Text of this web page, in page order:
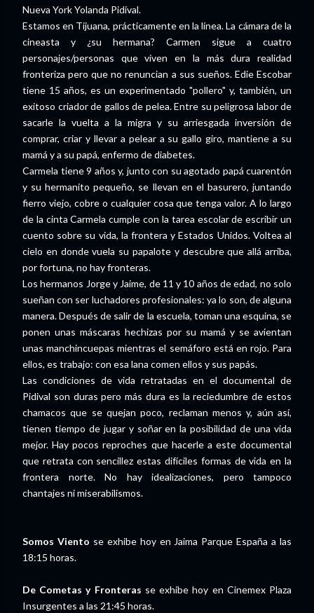
Nueva York Yolanda Pidival.
Estamos en Tijuana, prácticamente en la línea. La cámara de la
cineasta y ¿su hermana? Carmen sigue a cuatro
personajes/personas que viven en la más dura realidad
fronteriza pero que no renuncian a sus sueños. Edie Escobar
tiene 15 años, es un experimentado "pollero" y, también, un
exitoso criador de gallos de pelea. Entre su peligrosa labor de
sacarle la vuelta a la migra y su arriesgada inversión de
comprar, criar y llevar a pelear a su gallo giro, mantiene a su
mamá y a su papá, enfermo de diabetes.
Carmela tiene 9 años y, junto con su agotado papá cuarentón
y su hermanito pequeño, se llevan en el basurero, juntando
fierro viejo, cobre o cualquier cosa que tenga valor. A lo largo
de la cinta Carmela cumple con la tarea escolar de escribir un
cuento sobre su vida, la frontera y Estados Unidos. Voltea al
cielo en donde vuela su papalote y descubre que allá arriba,
por fortuna, no hay fronteras.
Los hermanos Jorge y Jaime, de 11 y 10 años de edad, no solo
sueñan con ser luchadores profesionales: ya lo son, de alguna
manera. Después de salir de la escuela, toman una esquina, se
ponen unas máscaras hechizas por su mamá y se avientan
unas manchincuepas mientras el semáforo está en rojo. Para
ellos, es trabajo: con esa lana comen ellos y sus papás.
Las condiciones de vida retratadas en el documental de
Pidival son duras pero más dura es la reciedumbre de estos
chamacos que se quejan poco, reclaman menos y, aún así,
tienen tiempo de jugar y soñar en la posibilidad de una vida
mejor. Hay pocos reproches que hacerle a este documental
que retrata con sencillez estas difíciles formas de vida en la
frontera norte. No hay idealizaciones, pero tampoco
chantajes ni miserabilismos.
Somos Viento se exhibe hoy en Jaima Parque España a las
18:15 horas.
De Cometas y Fronteras se exhibe hoy en Cinemex Plaza
Insurgentes a las 21:45 horas.